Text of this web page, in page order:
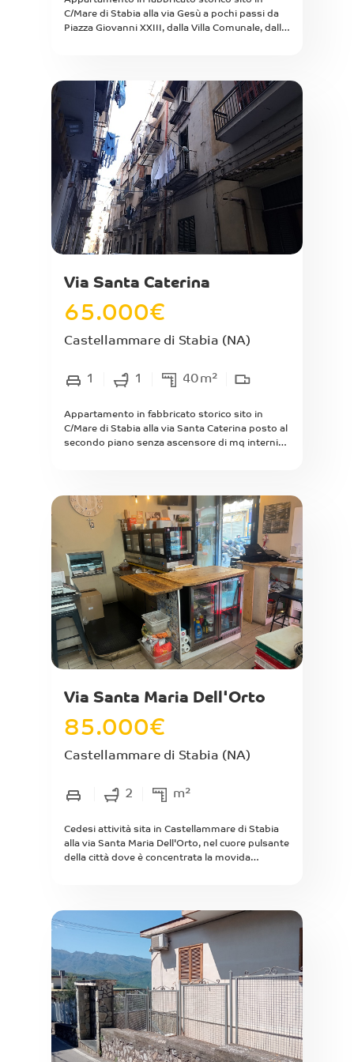
C/Mare di Stabia alla via Gesù a pochi passi da
Piazza Giovanni XXIII, dalla Villa Comunale, dalla
piano senza ascensore di mq interni 30
attualmente diviso in un unico ampio ambiente
con balcone su strada e altezza interna di m.
4,30, si precisa che parte dell'appartamento
attualmente è coperto da un soppalco di mq 18
con annesso bagno e altezza di m. 1,90
regolarizzabile ad uso suppigno o deposito
(superficie non abitabile). Attualmente
l'appartamento ha la disposizione di ufficio.
Ideale per uso ufficio, per abitazione di giovani
coppie o single e anche uso investimento.
Via Santa Caterina
65.000€
Castellammare di Stabia (NA)
1 1 40m²
Appartamento in fabbricato storico sito in
C/Mare di Stabia alla via Santa Caterina posto al
secondo piano senza ascensore di mq interni
single o coppia, vista la poca distanza dalla Villa
Comunale, Porto e stazione della
circumvesuviana l'appartamento può essere
adatto per uso casa vacanza.
Via Santa Maria Dell'Orto
85.000€
Castellammare di Stabia (NA)
2 m²
Cedesi attività sita in Castellammare di Stabia
alla via Santa Maria Dell'Orto, nel cuore pulsante
della città dove è concentrata la movida
di pizzeria, rosticceria e fast food. Con cucina
attrezzata in acciaio inox, due bagni (uno
accessibile dalla clientela autonomamente e
l'altro per il personale), è presente un eccellente
forno a gas, un organizzato deposito per il
riposo merci, banconi in legno, vari frigo e tutto
quello che non può mancare a questa magnifica
attività. E' scontato che è presente, adiacente al
locale stesso, uno spazio attrezzato esterno
con 24 posti a sedere delimitato da piante per
intrattenere e far gustare alla clientela tutto